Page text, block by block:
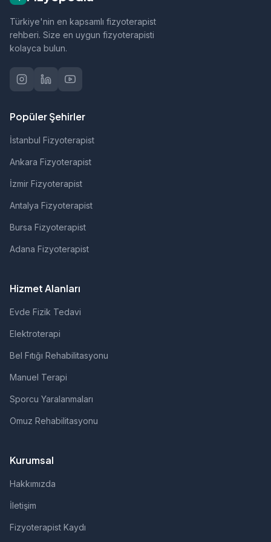
Türkiye'nin en kapsamlı fizyoterapist
rehberi. Size en uygun fizyoterapisti
kolayca bulun.
Popüler Şehirler
İstanbul Fizyoterapist
Ankara Fizyoterapist
İzmir Fizyoterapist
Antalya Fizyoterapist
Bursa Fizyoterapist
Adana Fizyoterapist
Hizmet Alanları
Evde Fizik Tedavi
Elektroterapi
Bel Fıtığı Rehabilitasyonu
Manuel Terapi
Sporcu Yaralanmaları
Omuz Rehabilitasyonu
Kurumsal
Hakkımızda
İletişim
Fizyoterapist Kaydı